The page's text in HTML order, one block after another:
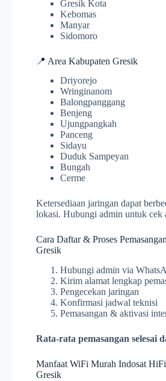
Gresik Kota
Kebomas
Manyar
Sidomoro
📍 Area Kabupaten Gresik
Driyorejo
Wringinanom
Balongpanggang
Benjeng
Ujungpangkah
Panceng
Sidayu
Duduk Sampeyan
Bungah
Cerme
Ketersediaan jaringan dapat
lokasi. Hubungi admin untuk cek
Cara Daftar & Proses
Gresik
Hubungi admin via
Kirim alamat lengkap
Pengecekan jaringan
Konfirmasi jadwal teknisi
Pemasangan & aktivasi
Rata-rata pemasangan selesai
Manfaat WiFi Murah Indosat
Gresik